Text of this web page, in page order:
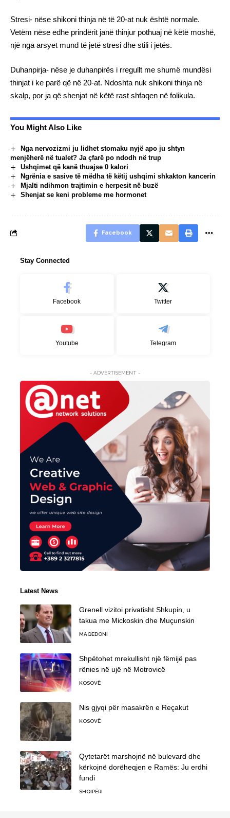
Stresi- nëse shikoni thinja në të 20-at nuk është normale.
Vetëm nëse edhe prindërit janë thinjur pothuaj në këtë moshë,
një nga arsyet mund të jetë stresi dhe stili i jetës.
Duhanpirja- nëse je duhanpirës i rregullt me shumë mundësi
thinjat i ke parë që në 20-at. Ndoshta nuk shikoni thinja në
skalp, por ja që shenjat në këtë rast shfaqen në folikula.
You Might Also Like
Nga nervozizmi ju lidhet stomaku nyjë apo ju shtyn
menjëherë në tualet? Ja çfarë po ndodh në trup
Ushqimet që kanë thuajse 0 kalori
Ngrënia e sasive të mëdha të këtij ushqimi shkakton kancerin
Mjalti ndihmon trajtimin e herpesit në buzë
Shenjat se keni probleme me hormonet
Facebook
Stay Connected
Facebook Twitter
Youtube Telegram
- ADVERTISEMENT -
Latest News
Grenell vizitoi privatisht Shkupin, u
takua me Mickoskin dhe Muçunskin
MAQEDONI
Shpëtohet mrekullisht një fëmijë pas
rënies në ujë në Motrovicë
KOSOVË
Nis gjyqi për masakrën e Reçakut
KOSOVË
Qytetarët marshojnë në bulevard dhe
kërkojnë dorëheqjen e Ramës: Ju erdhi
fundi
SHQIPËRI